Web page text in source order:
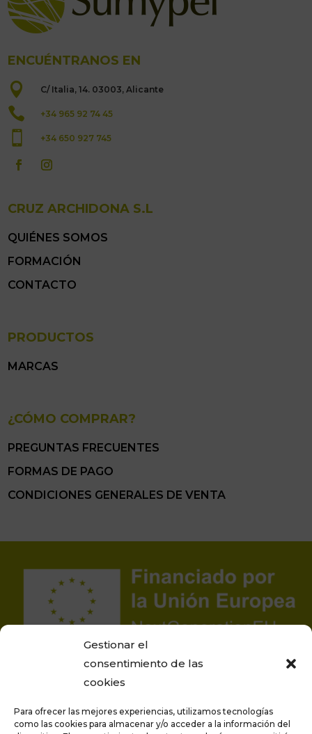
Gestionar el
consentimiento de las
cookies
Para ofrecer las mejores experiencias, utilizamos tecnologías
como las cookies para almacenar y/o acceder a la información del
ENCUÉNTRANOS EN
 C/ Italia, 14. 03003, Alicante
 +34 965 92 74 45
+34 650 927 745
CRUZ ARCHIDONA S.L
QUIÉNES SOMOS
FORMACIÓN
CONTACTO
PRODUCTOS
MARCAS
¿CÓMO COMPRAR?
PREGUNTAS FRECUENTES
FORMAS DE PAGO
CONDICIONES GENERALES DE VENTA